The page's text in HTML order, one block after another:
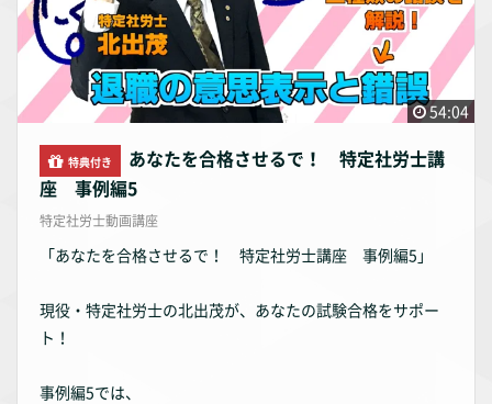
54:04
特典付き
あなたを合格させるで！ 特定社労士講
座 事例編5
特定社労士動画講座
「あなたを合格させるで！ 特定社労士講座 事例編5」
現役・特定社労士の北出茂が、あなたの試験合格をサポー
ト！
事例編5では、